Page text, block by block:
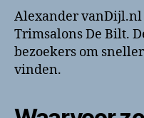
Alexander vanDijl.nl
Trimsalons De Bilt.
bezoekers om
vinden.